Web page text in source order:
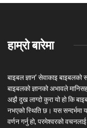
हाम्रो बारेमा
बाइबल ज्ञान’ सेवाकाइ
बाइबलको ज्ञानको अभावले
अझै दुख लाग्दो कुरा यो हो कि
नभएको स्थिति छ। यस सन्दर्भमा
वर्णन गर्नु हो, परमेश्वरको